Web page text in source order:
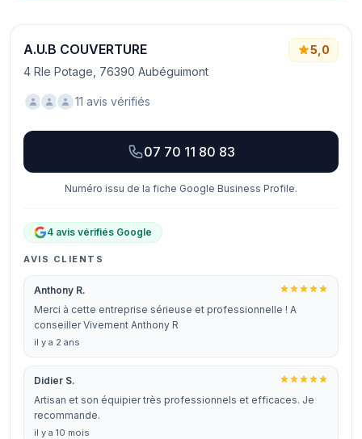
A.U.B COUVERTURE
4 Rle Potage, 76390 Aubéguimont
5,0
11 avis vérifiés
07 70 11 80 83
Numéro issu de la fiche Google Business Profile.
4 avis vérifiés Google
AVIS CLIENTS
Anthony R.
Merci à cette entreprise sérieuse et professionnelle ! A
conseiller Vivement Anthony R
il y a 2 ans
Didier S.
Artisan et son équipier très professionnels et efficaces. Je
recommande.
il y a 10 mois